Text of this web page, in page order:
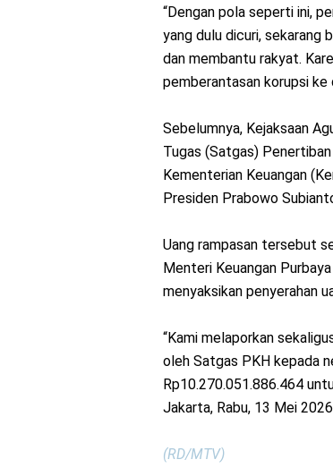
“Dengan pola seperti ini,
yang dulu dicuri, sekarang
dan membantu rakyat.
pemberantasan korupsi ke
Sebelumnya, Kejaksaan
Tugas (Satgas)
Kementerian Keuangan
Presiden Prabowo
Uang rampasan tersebut
Menteri Keuangan
menyaksikan penyerahan
“Kami melaporkan
oleh Satgas PKH kepada
Rp10.270.051.886.464
Jakarta, Rabu, 13 Mei
(RD/MTV)